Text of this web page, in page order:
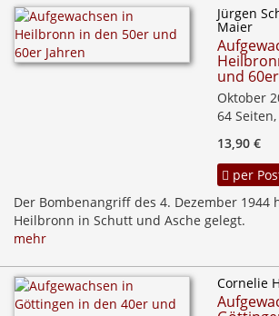
Jürgen
Maier
und
Oktober
64
13,90 €
per
Der Bombenangriff des 4. Dezember 1944
Heilbronn in Schutt und Asche gelegt.
mehr
Cornelie